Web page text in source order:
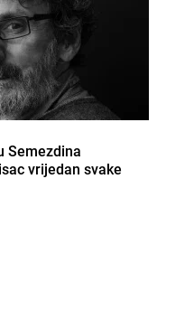
Semezdina
vrijedan svake